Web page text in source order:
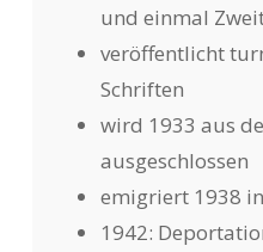
und einmal
veröffentlicht
Schriften
wird 1933 aus
ausgeschlossen
emigriert 1938
1942: